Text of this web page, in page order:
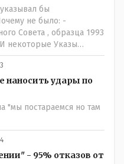
бы
не было: -
Совета , образца 1993
некоторые Указы
и перевыборов и
политики, и тогда
этот бунтарский
вам знакомо -
, впоследствии -
и Председатель
и после и причём
на недостатки
ДОБРОВОЛЬНО уйти с
наносить удары по
"мы постараемся но там
- 95% отказов от